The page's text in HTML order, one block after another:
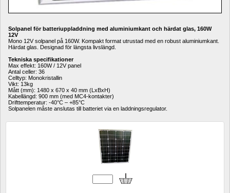
Solpanel för batteriuppladdning med aluminiumkant och härdat glas, 160W
12V
Mono 12V solpanel på 160W. Kompakt format utrustad med en robust aluminiumkant.
Härdat glas. Designad för längsta livslängd.
Tekniska specifikationer
Max effekt: 160W / 12V panel
Antal celler: 36
Celltyp: Monokristallin
Vikt: 13kg
Mått (mm): 1480 x 670 x 40 mm (LxBxH)
Kabellängd: 900 mm (med MC4-kontakter)
Drifttemperatur: -40°C – +85°C
Solpanelen måste anslutas till batteriet via en laddningsregulator.